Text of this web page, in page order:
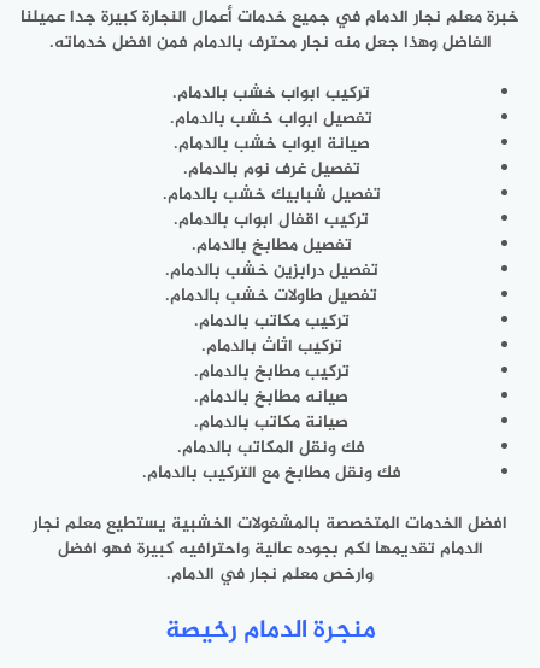
خبرة معلم نجار الدمام في جميع خدمات أعمال النجارة كبيرة جدا عميلنا
الفاضل وهذا جعل منه نجار محترف بالدمام فمن افضل خدماته.
تركيب ابواب خشب بالدمام.
تفصيل ابواب خشب بالدمام.
صيانة ابواب خشب بالدمام.
تفصيل غرف نوم بالدمام.
تفصيل شبابيك خشب بالدمام.
تركيب اقفال ابواب بالدمام.
تفصيل مطابخ بالدمام.
تفصيل درابزين خشب بالدمام.
تفصيل طاولات خشب بالدمام.
تركيب مكاتب بالدمام.
تركيب اثاث بالدمام.
تركيب مطابخ بالدمام.
صيانه مطابخ بالدمام.
صيانة مكاتب بالدمام.
فك ونقل المكاتب بالدمام.
فك ونقل مطابخ مع التركيب بالدمام.
افضل الخدمات المتخصصة بالمشغولات الخشبية يستطيع معلم نجار
الدمام تقديمها لكم بجوده عالية واحترافيه كبيرة فهو افضل
وارخص معلم نجار في الدمام.
منجرة الدمام رخيصة